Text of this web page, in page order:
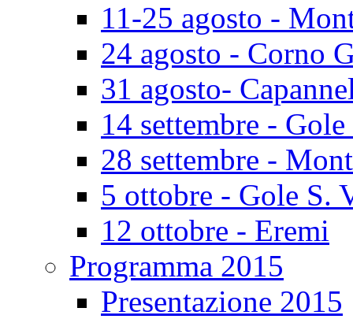
11-25 agosto -
24 agosto - Corno
31 agosto-
14 settembre -
28 settembre -
5 ottobre - Gole S.
12 ottobre - Eremi
Programma 2015
Presentazione 2015